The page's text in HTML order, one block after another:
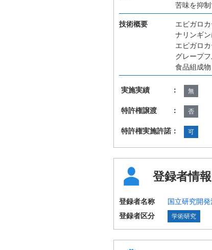
苦味を抑制
技術概要
エピガロ
ナリンギン
エピガロ
グレープ
食品組成
実施実績 ： 無
特許権譲渡 ： 否
特許権実施許諾： 可
登録者情報
登録者名称
国立研究開
登録者区分
学術研究